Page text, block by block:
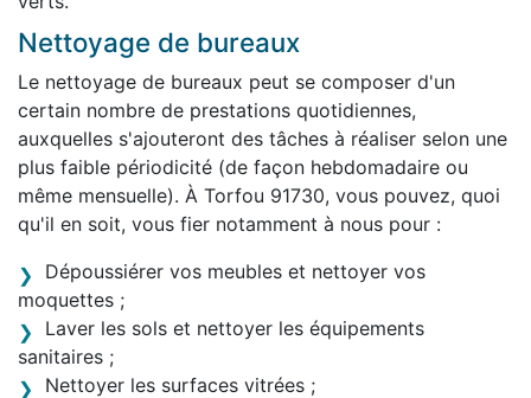
Nettoyage de bureaux
Le nettoyage de bureaux peut se composer d'un
certain nombre de prestations quotidiennes,
auxquelles s'ajouteront des tâches à réaliser selon une
plus faible périodicité (de façon hebdomadaire ou
même mensuelle). À Torfou 91730, vous pouvez, quoi
qu'il en soit, vous fier notamment à nous pour :
Dépoussiérer vos meubles et nettoyer vos
moquettes ;
Laver les sols et nettoyer les équipements
sanitaires ;
Nettoyer les surfaces vitrées ;